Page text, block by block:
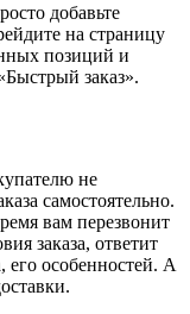
добавьте
на страницу
позиций и
заказ».
не
самостоятельно.
вам перезвонит
заказа, ответит
его особенностей. А